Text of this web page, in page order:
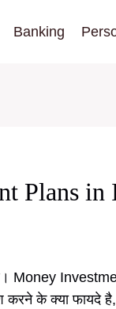
Banking
Plans in
Money
करने के क्या फायदे